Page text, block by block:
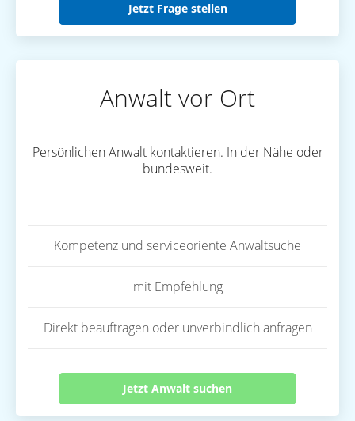
Jetzt Frage stellen
Anwalt vor Ort
Persönlichen Anwalt kontaktieren. In der Nähe oder
bundesweit.
Kompetenz und serviceoriente Anwaltsuche
mit Empfehlung
Direkt beauftragen oder unverbindlich anfragen
Jetzt Anwalt suchen